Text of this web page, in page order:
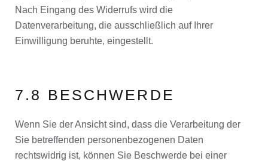
Nach Eingang des Widerrufs wird die
Datenverarbeitung, die ausschließlich auf Ihrer
Einwilligung beruhte, eingestellt.
7.8 BESCHWERDE
Wenn Sie der Ansicht sind, dass die Verarbeitung der
Sie betreffenden personenbezogenen Daten
rechtswidrig ist, können Sie Beschwerde bei einer